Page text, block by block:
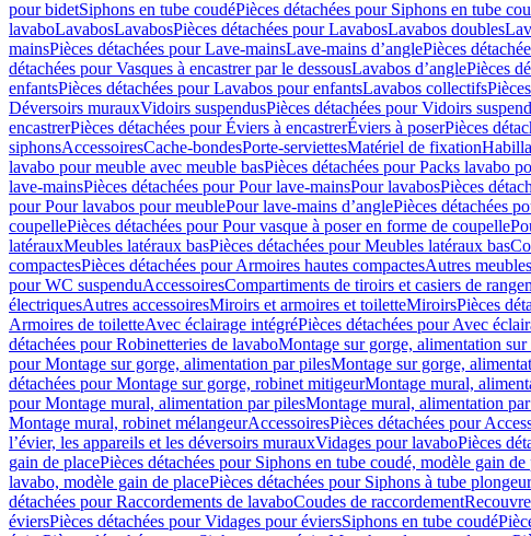
pour bidetSiphons en tube coudéPièces détachées pour Siphons en tube
lavaboLavabosLavabosPièces détachées pour LavabosLavabos doubles
mainsPièces détachées pour Lave-mainsLave-mains d’anglePièces
détachées pour Vasques à encastrer par le dessousLavabos d’anglePièces
enfantsPièces détachées pour Lavabos pour enfantsLavabos collectifs
Déversoirs murauxVidoirs suspendusPièces détachées pour Vidoirs
encastrerPièces détachées pour Éviers à encastrerÉviers à poserPièces
siphonsAccessoiresCache-bondesPorte-serviettesMatériel de fixation
lavabo pour meuble avec meuble basPièces détachées pour Packs lavabo
lave-mainsPièces détachées pour Pour lave-mainsPour lavabosPièces
pour Pour lavabos pour meublePour lave-mains d’anglePièces détachées
coupellePièces détachées pour Pour vasque à poser en forme de coupelle
latérauxMeubles latéraux basPièces détachées pour Meubles latéraux bas
compactesPièces détachées pour Armoires hautes compactesAutres meubles
pour WC suspenduAccessoiresCompartiments de tiroirs et casiers de
électriquesAutres accessoiresMiroirs et armoires et toiletteMiroirsPièces
Armoires de toiletteAvec éclairage intégréPièces détachées pour Avec
détachées pour Robinetteries de lavaboMontage sur gorge, alimentation sur
pour Montage sur gorge, alimentation par pilesMontage sur gorge,
détachées pour Montage sur gorge, robinet mitigeurMontage mural,
pour Montage mural, alimentation par pilesMontage mural, alimentation
Montage mural, robinet mélangeurAccessoiresPièces détachées pour
l’évier, les appareils et les déversoirs murauxVidages pour lavaboPièces
gain de placePièces détachées pour Siphons en tube coudé, modèle gain de
lavabo, modèle gain de placePièces détachées pour Siphons à tube
détachées pour Raccordements de lavaboCoudes de raccordement
éviersPièces détachées pour Vidages pour éviersSiphons en tube coudé